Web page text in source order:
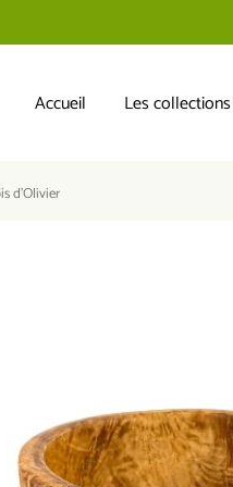
Accueil Les collections
d'Olivier